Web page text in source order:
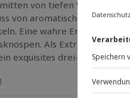
von tiefen Wäldern
von aromatischen
Eine wahre
Als Extraportion
exquisites drei-Gänge-